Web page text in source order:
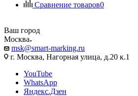
Сравнение товаров0
Ваш город
Москва
msk@smart-marking.ru
г. Москва, Нагорная улица, д.20 к.1
YouTube
WhatsApp
Яндекс.Дзен